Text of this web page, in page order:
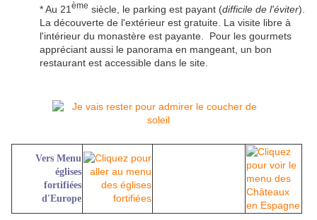
* Au 21 ème siècle, le parking est payant (difficile de l'éviter).
La découverte de l'extérieur est gratuite. La visite libre à
l'intérieur du monastère est payante. Pour les gourmets
appréciant aussi le panorama en mangeant, un bon
restaurant est accessible dans le site.
Vers Menu
églises
fortifiées
d'Europe